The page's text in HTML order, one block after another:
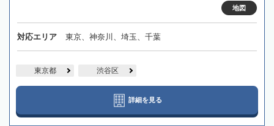
地図
対応エリア 東京、神奈川、埼玉、千葉
東京都 渋谷区
詳細を見る